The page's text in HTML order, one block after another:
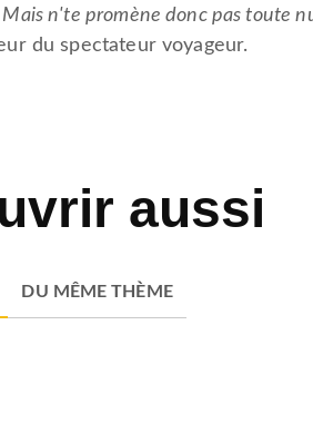
Mais n'te promène donc pas toute
du spectateur voyageur.
aussi
DU MÊME THÈME